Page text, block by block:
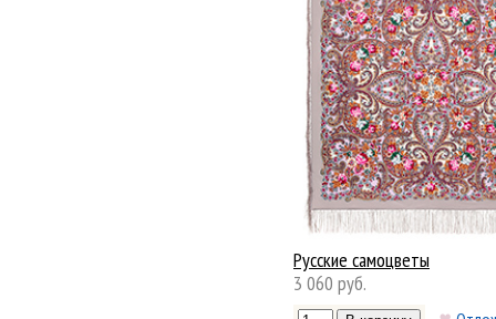
Русские самоцветы
3 060 руб.